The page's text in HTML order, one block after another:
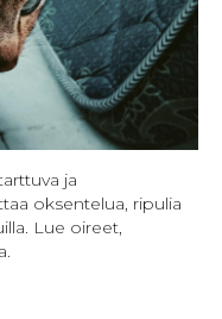
ja
oksentelua, ripulia
Lue oireet,